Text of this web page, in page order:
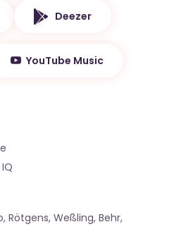
Deezer
YouTube Music
Rötgens, Weßling, Behr,